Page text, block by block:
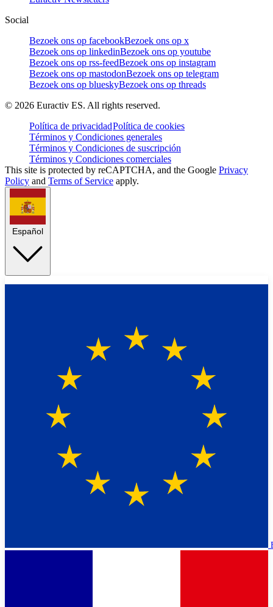
Social
Bezoek ons op facebookBezoek ons op x
Bezoek ons op linkedinBezoek ons op youtube
Bezoek ons op rss-feedBezoek ons op instagram
Bezoek ons op mastodonBezoek ons op telegram
Bezoek ons op blueskyBezoek ons op threads
© 2026 Euractiv ES. All rights reserved.
Política de privacidadPolítica de cookies
Términos y Condiciones generales
Términos y Condiciones de suscripción
Términos y Condiciones comerciales
This site is protected by reCAPTCHA, and the Google Privacy
Policy and Terms of Service apply.
Español